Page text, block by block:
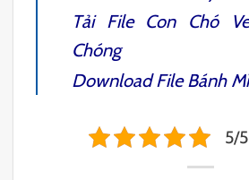
Tải File Con Chó
Chóng
Download FileBánh
5/